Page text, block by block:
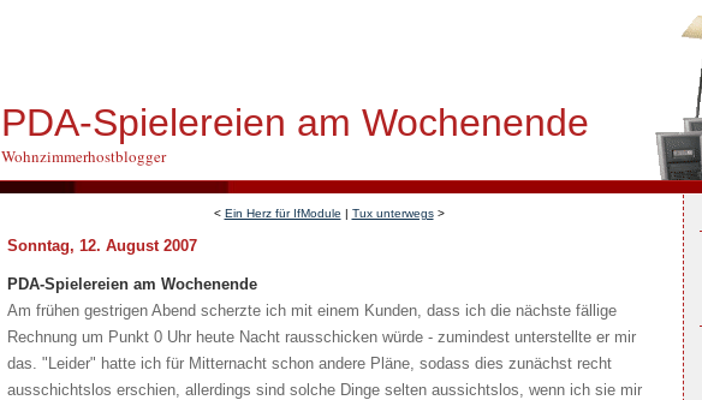
PDA-Spielereien am Wochenende
Wohnzimmerhostblogger
< Ein Herz für IfModule | Tux unterwegs >
Sonntag, 12. August 2007
PDA-Spielereien am Wochenende
Am frühen gestrigen Abend scherzte ich mit einem Kunden, dass ich die nächste fällige
Rechnung um Punkt 0 Uhr heute Nacht rausschicken würde - zumindest unterstellte er mir
das. "Leider" hatte ich für Mitternacht schon andere Pläne, sodass dies zunächst recht
ausschichtslos erschien, allerdings sind solche Dinge selten aussichtslos, wenn ich sie mir